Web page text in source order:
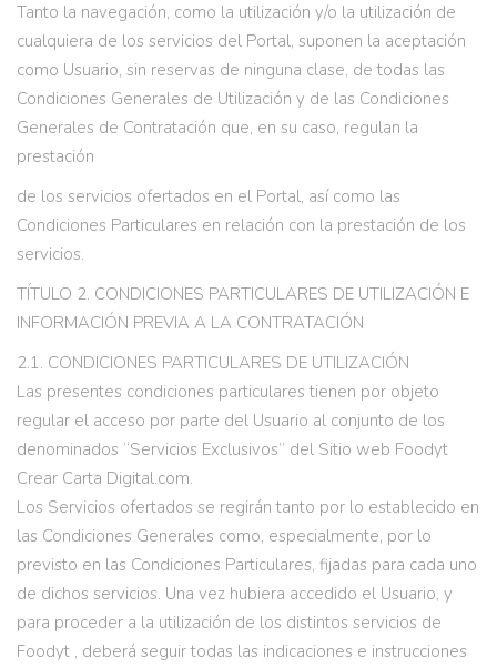
Tanto la navegación, como la utilización y/o la utilización de
cualquiera de los servicios del Portal, suponen la aceptación
como Usuario, sin reservas de ninguna clase, de todas las
Condiciones Generales de Utilización y de las Condiciones
Generales de Contratación que, en su caso, regulan la
prestación
de los servicios ofertados en el Portal, así como las
Condiciones Particulares en relación con la prestación de los
servicios.
TÍTULO 2. CONDICIONES PARTICULARES DE UTILIZACIÓN E
INFORMACIÓN PREVIA A LA CONTRATACIÓN
2.1. CONDICIONES PARTICULARES DE UTILIZACIÓN
Las presentes condiciones particulares tienen por objeto
regular el acceso por parte del Usuario al conjunto de los
denominados “Servicios Exclusivos” del Sitio web Foodyt
Crear Carta Digital.com.
Los Servicios ofertados se regirán tanto por lo establecido en
las Condiciones Generales como, especialmente, por lo
previsto en las Condiciones Particulares, fijadas para cada uno
de dichos servicios. Una vez hubiera accedido el Usuario, y
para proceder a la utilización de los distintos servicios de
Foodyt , deberá seguir todas las indicaciones e instrucciones